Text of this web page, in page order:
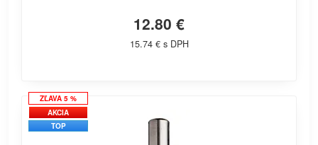
12.80 €
15.74 € s DPH
ZĽAVA 5 %
AKCIA
TOP